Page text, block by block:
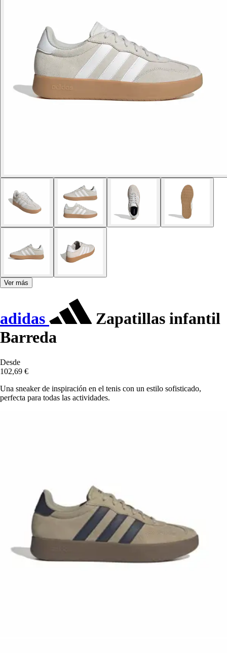
Ver más
adidas
Zapatillas infantil
Barreda
Desde
102,69 €
Una sneaker de inspiración en el tenis con un estilo sofisticado,
perfecta para todas las actividades.